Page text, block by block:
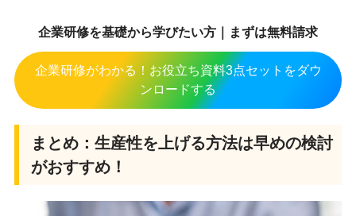
企業研修を基礎から学びたい方｜まずは無料請求
企業研修がわかる！お役立ち資料3点セットをダウ
ンロードする
まとめ：生産性を上げる方法は早めの検討
がおすすめ！